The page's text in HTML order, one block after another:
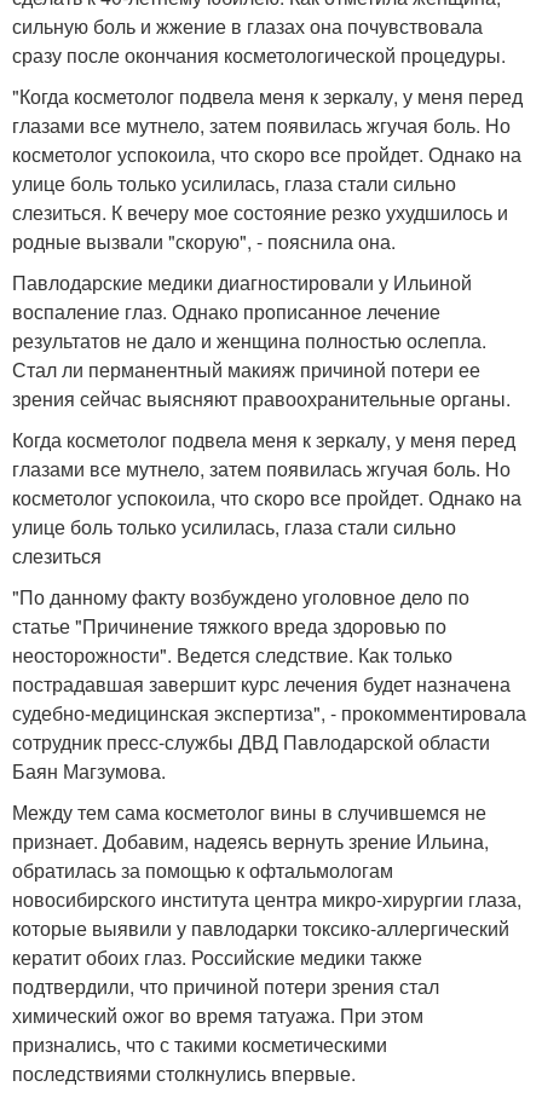
сильную боль и жжение в глазах она почувствовала
сразу после окончания косметологической процедуры.
"Когда косметолог подвела меня к зеркалу, у меня перед
глазами все мутнело, затем появилась жгучая боль. Но
косметолог успокоила, что скоро все пройдет. Однако на
улице боль только усилилась, глаза стали сильно
слезиться. К вечеру мое состояние резко ухудшилось и
родные вызвали "скорую", - пояснила она.
Павлодарские медики диагностировали у Ильиной
воспаление глаз. Однако прописанное лечение
результатов не дало и женщина полностью ослепла.
Стал ли перманентный макияж причиной потери ее
зрения сейчас выясняют правоохранительные органы.
Когда косметолог подвела меня к зеркалу, у меня перед
глазами все мутнело, затем появилась жгучая боль. Но
косметолог успокоила, что скоро все пройдет. Однако на
улице боль только усилилась, глаза стали сильно
слезиться
"По данному факту возбуждено уголовное дело по
статье "Причинение тяжкого вреда здоровью по
неосторожности". Ведется следствие. Как только
пострадавшая завершит курс лечения будет назначена
судебно-медицинская экспертиза", - прокомментировала
сотрудник пресс-службы ДВД Павлодарской области
Баян Магзумова.
Между тем сама косметолог вины в случившемся не
признает. Добавим, надеясь вернуть зрение Ильина,
обратилась за помощью к офтальмологам
новосибирского института центра микро-хирургии глаза,
которые выявили у павлодарки токсико-аллергический
кератит обоих глаз. Российские медики также
подтвердили, что причиной потери зрения стал
химический ожог во время татуажа. При этом
признались, что с такими косметическими
последствиями столкнулись впервые.